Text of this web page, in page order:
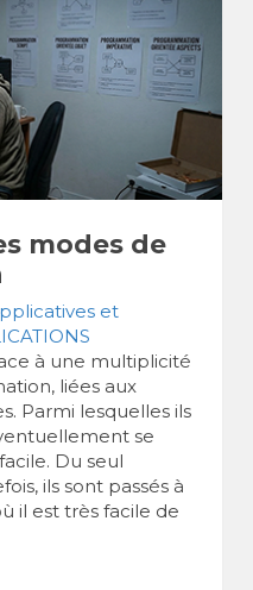
modes de
et
à une multiplicité
liées aux
Parmi lesquelles ils
se
Du seul
ils sont passés à
il est très facile de